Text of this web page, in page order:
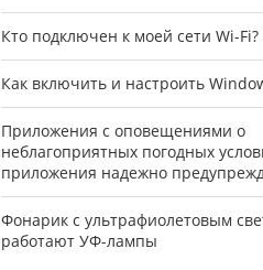
Кто подключен к моей сети Wi-Fi?
Как включить и настроить
Приложения с оповещениями о
неблагоприятных погодных
приложения надежно
Фонарик с ультрафиолетовым
работают УФ-лампы